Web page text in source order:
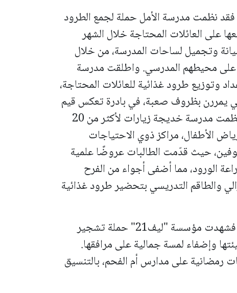
فقد نظمت مدرسة الأمل حملة لجمع الطرود
على العائلات المحتاجة خلال الشهر
وتجميل لساحات المدرسة، من خلال
على محيطهم المدرسي. واطلقت مدرسة
وتوزيع طرود غذائية للعائلات المحتاجة،
يمررن بظروف صعبة، في بادرة تعكس قيم
التكاتف الإنساني والتضامن المجتمعي. ونظمت مدرسة خديجة زيارات لأكثر من 20
الأطفال، مراكز ذوي الاحتياجات
حيث قدّمت الطالبات عروضًا علمية
الورود، مما أضفى أجواء من الفرح
والطاقم التدريسي بتحضير طرود غذائية
وعلى صعيد الحملات البيئية والتجميلية: فشهدت مؤسسة "ليف21" حملة تشجير
وإضفاء لمسة جمالية على مرافقها.
رمضانية على مدارس أم الفحم، بالتنسيق